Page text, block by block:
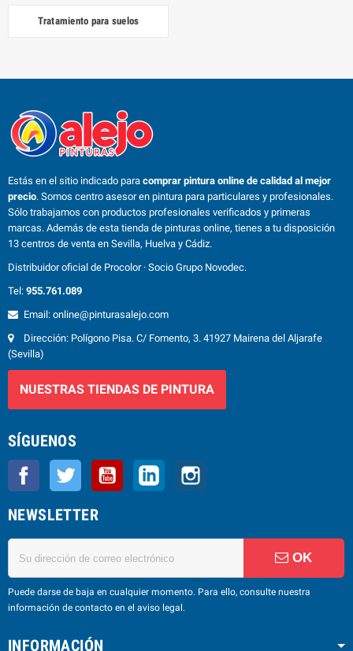
Tratamiento para suelos
Estás en el sitio indicado para comprar pintura online de calidad al mejor
precio. Somos centro asesor en pintura para particulares y profesionales.
Sólo trabajamos con productos profesionales verificados y primeras
marcas. Además de esta tienda de pinturas online, tienes a tu disposición
13 centros de venta en Sevilla, Huelva y Cádiz.
Distribuidor oficial de Procolor · Socio Grupo Novodec.
Tel: 955.761.089
Email: online@pinturasalejo.com
Dirección: Polígono Pisa. C/ Fomento, 3. 41927 Mairena del Aljarafe
(Sevilla)
NUESTRAS TIENDAS DE PINTURA
SÍGUENOS
Facebook Twitter YouTube LinkedIn
NEWSLETTER
OK
Puede darse de baja en cualquier momento. Para ello, consulte nuestra
información de contacto en el aviso legal.
INFORMACIÓN